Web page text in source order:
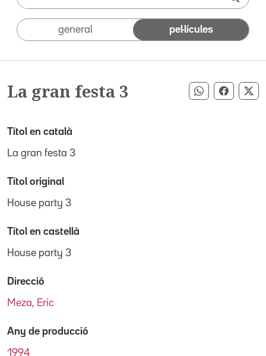
general pel·lícules
La gran festa 3 Compartir
Títol en català
La gran festa 3
Títol original
House party 3
Títol en castellà
House party 3
Direcció
Meza, Eric
Any de producció
1994